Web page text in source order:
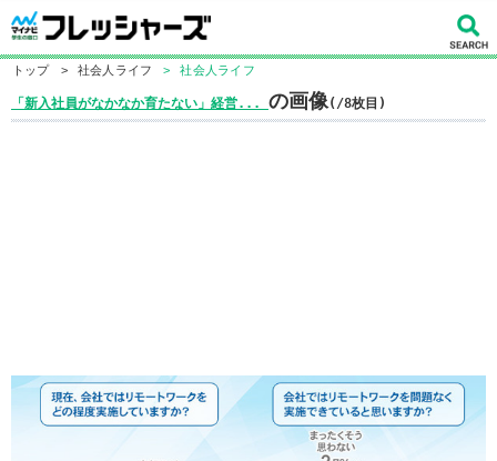
トップ > 社会人ライフ > 社会人ライフ
「新入社員がなかなか育たない」経営... の画像(/8枚目)